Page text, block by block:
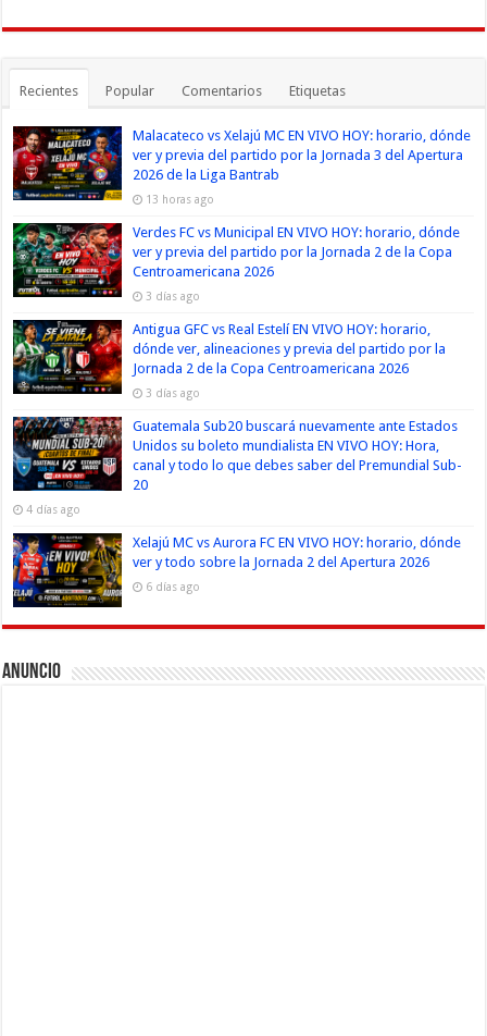
Recientes Popular Comentarios Etiquetas
Malacateco vs Xelajú MC EN VIVO HOY: horario, dónde
ver y previa del partido por la Jornada 3 del Apertura
2026 de la Liga Bantrab
13 horas ago
Verdes FC vs Municipal EN VIVO HOY: horario, dónde
ver y previa del partido por la Jornada 2 de la Copa
Centroamericana 2026
3 días ago
Antigua GFC vs Real Estelí EN VIVO HOY: horario,
dónde ver, alineaciones y previa del partido por la
Jornada 2 de la Copa Centroamericana 2026
3 días ago
Guatemala Sub20 buscará nuevamente ante Estados
Unidos su boleto mundialista EN VIVO HOY: Hora,
canal y todo lo que debes saber del Premundial Sub-
20
4 días ago
Xelajú MC vs Aurora FC EN VIVO HOY: horario, dónde
ver y todo sobre la Jornada 2 del Apertura 2026
6 días ago
Anuncio